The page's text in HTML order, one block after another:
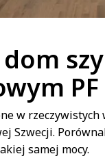
w
Szwecji.
samej mocy.